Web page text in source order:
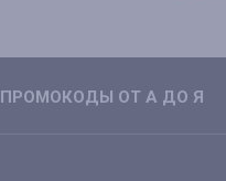
ПРОМОКОДЫ ОТ А ДО Я